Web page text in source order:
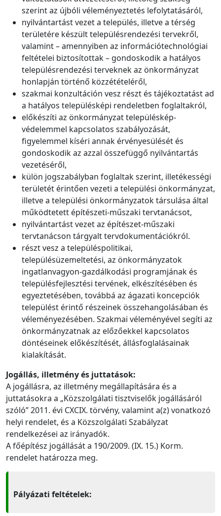
szerint az újbóli véleményeztetés lefolytatásáról,
nyilvántartást vezet a település, illetve a térség
területére készült településrendezési tervekről,
valamint – amennyiben az információtechnológiai
feltételei biztosítottak – gondoskodik a hatályos
településrendezési terveknek az önkormányzat
honlapján történő közzétételéről,
szakmai konzultáción vesz részt és tájékoztatást ad
a hatályos településképi rendeletben foglaltakról,
előkészíti az önkormányzat településkép-
védelemmel kapcsolatos szabályozását,
figyelemmel kíséri annak érvényesülését és
gondoskodik az azzal összefüggő nyilvántartás
vezetéséről,
külön jogszabályban foglaltak szerint, illetékességi
területét érintően vezeti a települési önkormányzat,
illetve a települési önkormányzatok társulása által
működtetett építészeti-műszaki tervtanácsot,
nyilvántartást vezet az építészet-műszaki
tervtanácson tárgyalt tervdokumentációkról.
részt vesz a településpolitikai,
településüzemeltetési, az önkormányzatok
ingatlanvagyon-gazdálkodási programjának és
településfejlesztési tervének, elkészítésében és
egyeztetésében, továbbá az ágazati koncepciók
települést érintő részeinek összehangolásában és
véleményezésében. Szakmai véleményével segíti az
önkormányzatnak az előzőekkel kapcsolatos
döntéseinek előkészítését, állásfoglalásainak
kialakítását.
Jogállás, illetmény és juttatások:
A jogállásra, az illetmény megállapítására és a
juttatásokra a „Közszolgálati tisztviselők jogállásáról
szóló” 2011. évi CXCIX. törvény, valamint a(z) vonatkozó
helyi rendelet, és a Közszolgálati Szabályzat
rendelkezései az irányadók.
A főépítész jogállását a 190/2009. (IX. 15.) Korm.
rendelet határozza meg.
Pályázati feltételek: